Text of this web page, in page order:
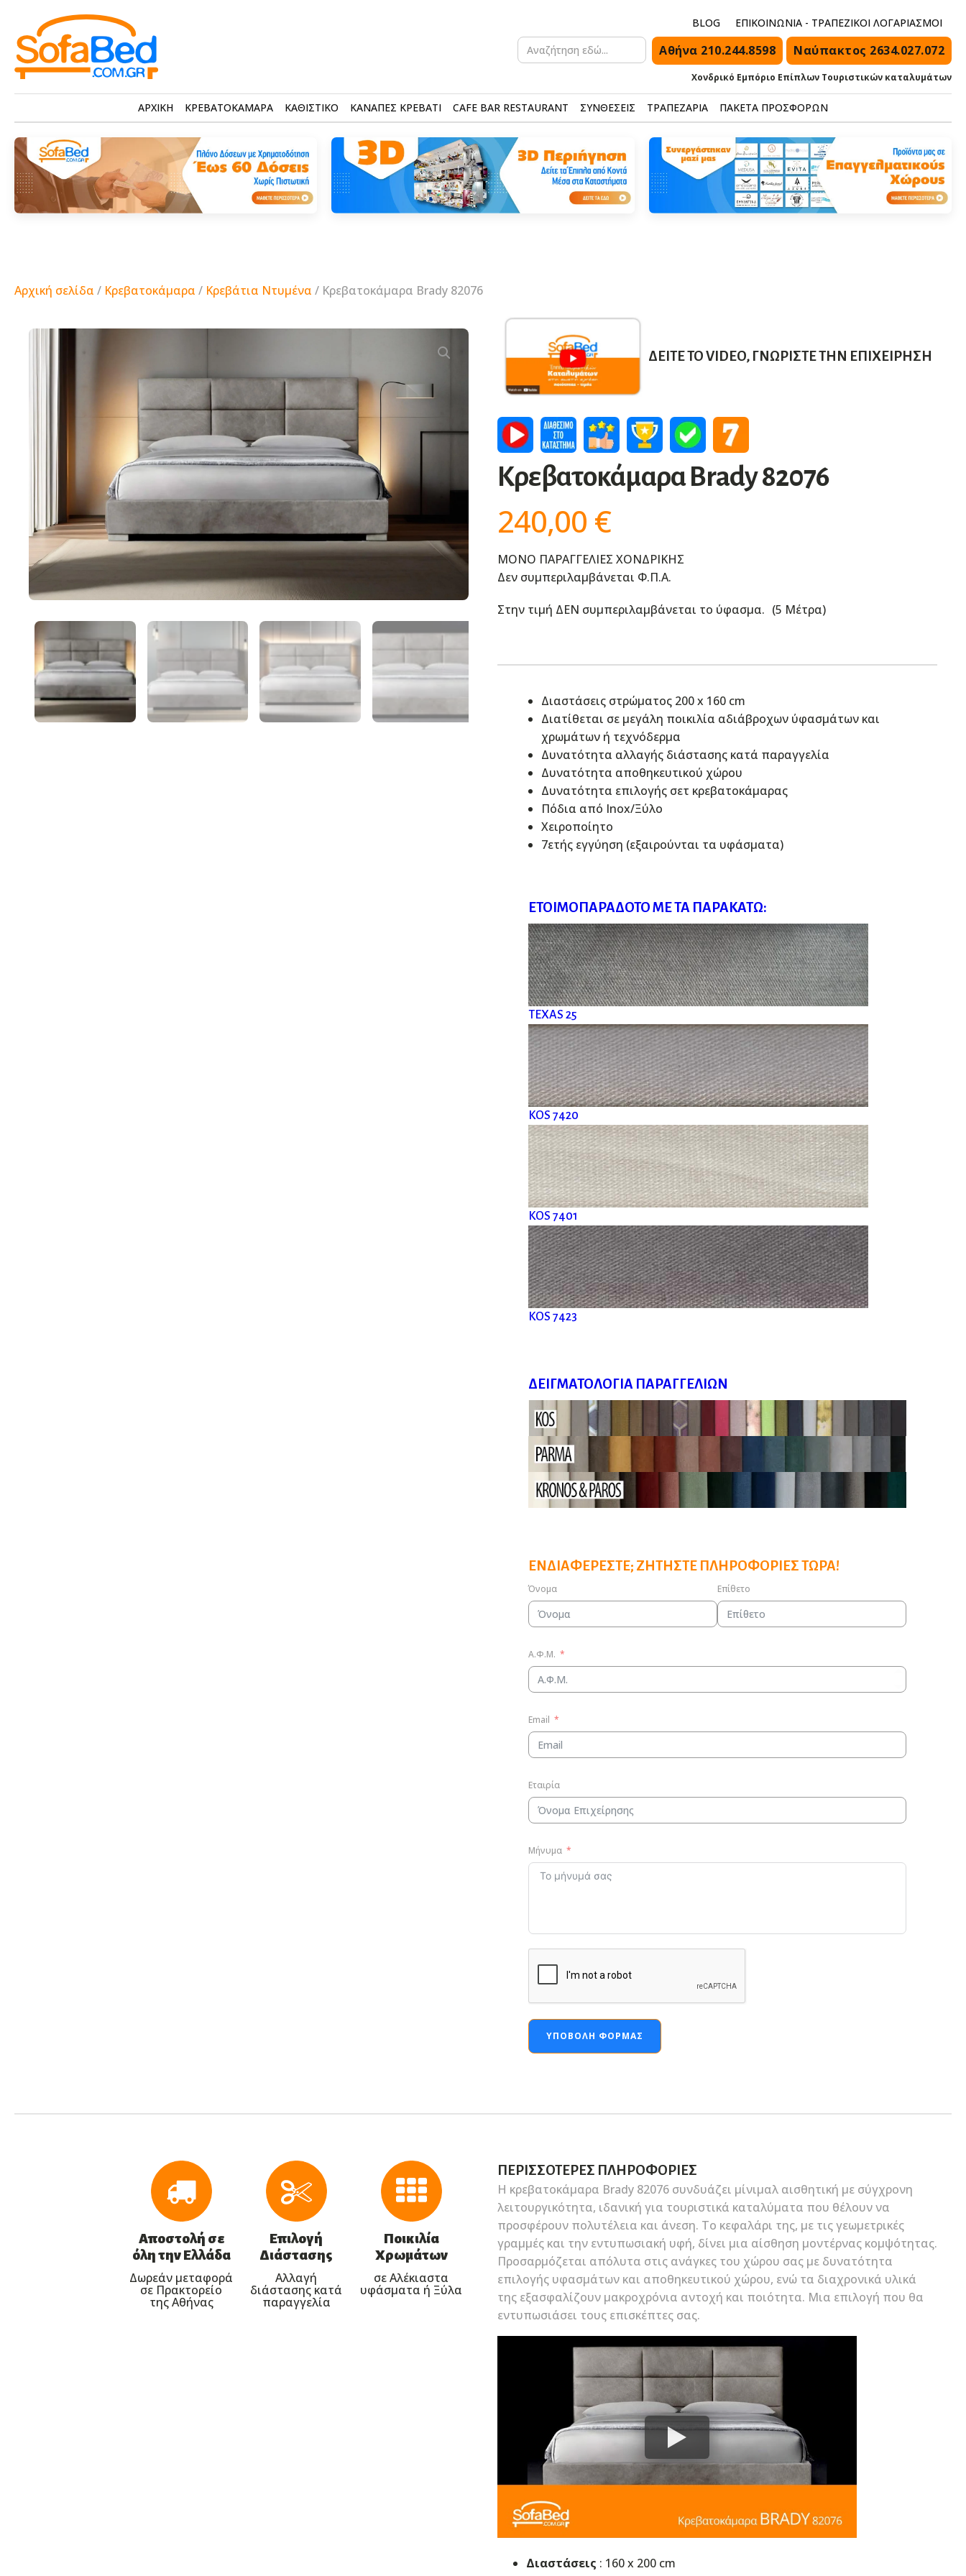
Search
for:
BLOG ΕΠΙΚΟΙΝΩΝΙΑ - ΤΡΑΠΕΖΙΚΟΙ ΛΟΓΑΡΙΑΣΜΟΙ
Αθήνα 210.244.8598 Ναύπακτος 2634.027.072
Χονδρικό Εμπόριο Επίπλων Τουριστικών καταλυμάτων
ΑΡΧΙΚΗ ΚΡΕΒΑΤΟΚΑΜΑΡΑ ΚΑΘΙΣΤΙΚΟ ΚΑΝΑΠΕΣ ΚΡΕΒΑΤΙ CAFE BAR RESTAURANT ΣΥΝΘΕΣΕΙΣ ΤΡΑΠΕΖΑΡΙΑ ΠΑΚΕΤΑ ΠΡΟΣΦΟΡΩΝ
Αρχική σελίδα / Κρεβατοκάμαρα / Κρεβάτια Ντυμένα / Κρεβατοκάμαρα Brady 82076
ΔΕΊΤΕ ΤΟ VIDEO, ΓΝΩΡΊΣΤΕ ΤΗΝ ΕΠΙΧΕΊΡΗΣΗ
Κρεβατοκάμαρα Brady 82076
240,00 €
ΜΟΝΟ ΠΑΡΑΓΓΕΛΙΕΣ ΧΟΝΔΡΙΚΗΣ
Δεν συμπεριλαμβάνεται Φ.Π.Α.
Στην τιμή ΔΕΝ συμπεριλαμβάνεται το ύφασμα. (5 Μέτρα)
Διαστάσεις στρώματος 200 x 160 cm
Διατίθεται σε μεγάλη ποικιλία αδιάβροχων ύφασμάτων και
χρωμάτων ή τεχνόδερμα
Δυνατότητα αλλαγής διάστασης κατά παραγγελία
Δυνατότητα αποθηκευτικού χώρου
Δυνατότητα επιλογής σετ κρεβατοκάμαρας
Πόδια από Inox/Ξύλο
Χειροποίητο
7ετής εγγύηση (εξαιρούνται τα υφάσματα)
ΕΤΟΙΜΟΠΑΡΆΔΟΤΟ ΜΕ ΤΑ ΠΑΡΑΚΆΤΩ:
TEXAS 25
KOS 7420
KOS 7401
KOS 7423
ΔΕΙΓΜΑΤΟΛΌΓΙΑ ΠΑΡΑΓΓΕΛΙΏΝ
ΕΝΔΙΑΦΈΡΕΣΤΕ; ΖΗΤΉΣΤΕ ΠΛΗΡΟΦΟΡΊΕΣ ΤΏΡΑ!
Όνομα Επίθετο
Α.Φ.Μ.
Email
Εταιρία
Μήνυμα
ΥΠΟΒΟΛΉ ΦΌΡΜΑΣ
Αποστολή σε
όλη την Ελλάδα
Δωρεάν μεταφορά
σε Πρακτορείο
της Αθήνας
Επιλογή
Διάστασης
Αλλαγή
διάστασης κατά
παραγγελία
Ποικιλία
Χρωμάτων
σε Αλέκιαστα
υφάσματα ή Ξύλα
ΠΕΡΙΣΣΌΤΕΡΕΣ ΠΛΗΡΟΦΟΡΊΕΣ
Η κρεβατοκάμαρα Brady 82076 συνδυάζει μίνιμαλ αισθητική με σύγχρονη
λειτουργικότητα, ιδανική για τουριστικά καταλύματα που θέλουν να
προσφέρουν πολυτέλεια και άνεση. Το κεφαλάρι της, με τις γεωμετρικές
γραμμές και την εντυπωσιακή υφή, δίνει μια αίσθηση μοντέρνας κομψότητας.
Προσαρμόζεται απόλυτα στις ανάγκες του χώρου σας με δυνατότητα
επιλογής υφασμάτων και αποθηκευτικού χώρου, ενώ τα διαχρονικά υλικά
της εξασφαλίζουν μακροχρόνια αντοχή και ποιότητα. Μια επιλογή που θα
εντυπωσιάσει τους επισκέπτες σας.
Διαστάσεις : 160 x 200 cm